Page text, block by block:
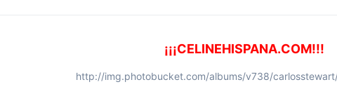
¡¡¡CELINEHISPANA.COM!!!
http://img.photobucket.com/albums/v738/